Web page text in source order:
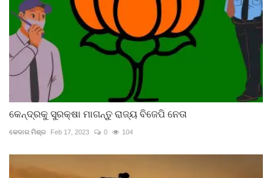
କେନ୍ଦ୍ରକୁ ସୁରକ୍ଷା ମାଗନ୍ତୁ ରାଜ୍ୟ ବିଜେପି ନେତା
କେଦାର ମିଶ୍ର Feb 17, 2023 0 104